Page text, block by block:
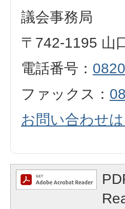
議会事務局
〒742-1195 山
電話番号：
ファックス：
お問い合わせ